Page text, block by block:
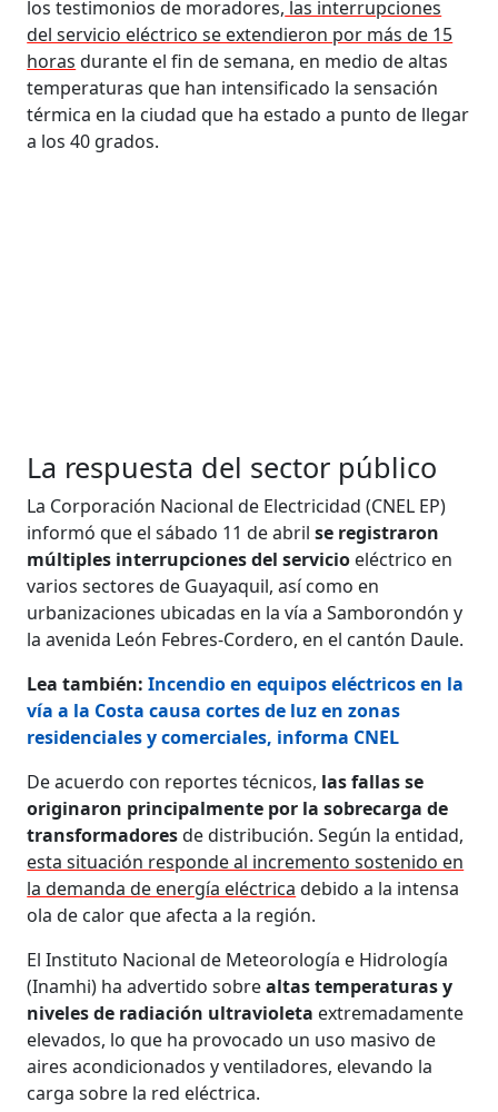
los testimonios de moradores, las interrupciones
del servicio eléctrico se extendieron por más de 15
horas durante el fin de semana, en medio de altas
temperaturas que han intensificado la sensación
térmica en la ciudad que ha estado a punto de llegar
a los 40 grados.
La respuesta del sector público
La Corporación Nacional de Electricidad (CNEL EP)
informó que el sábado 11 de abrilse registraron
múltiples interrupciones del servicio eléctrico en
varios sectores de Guayaquil, así como en
urbanizaciones ubicadas en la vía a Samborondón y
la avenida León Febres-Cordero, en el cantón Daule.
Lea también: Incendio en equipos eléctricos en la
vía a la Costa causa cortes de luz en zonas
residenciales y comerciales, informa CNEL
De acuerdo con reportes técnicos, las fallas se
originaron principalmente por la sobrecarga de
transformadoresde distribución. Según la entidad,
esta situación responde al incremento sostenido en
la demanda de energía eléctrica debido a la intensa
ola de calor que afecta a la región.
El Instituto Nacional de Meteorología e Hidrología
(Inamhi) ha advertido sobrealtas temperaturas y
niveles de radiación ultravioleta extremadamente
elevados, lo que ha provocado un uso masivo de
aires acondicionados y ventiladores, elevando la
carga sobre la red eléctrica.